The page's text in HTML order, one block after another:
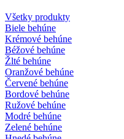
Všetky produkty
Biele behúne
Krémové behúne
Béžové behúne
Žlté behúne
Oranžové behúne
Červené behúne
Bordové behúne
Ružové behúne
Modré behúne
Zelené behúne